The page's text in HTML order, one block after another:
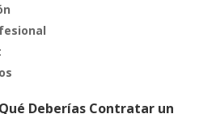
Deberías Contratar un